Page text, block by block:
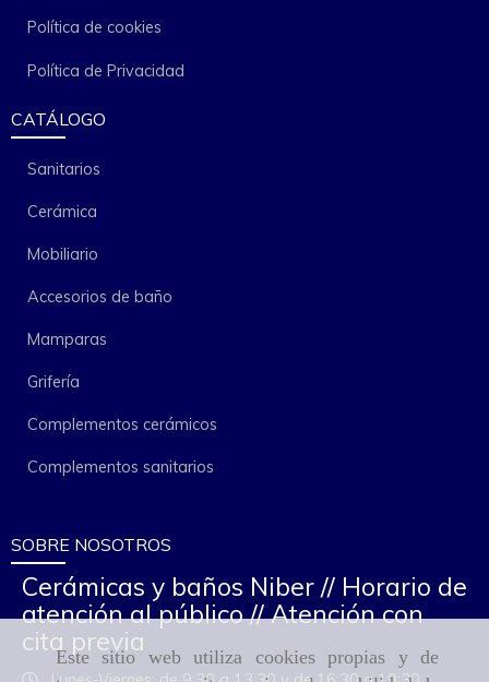
Este sitio web utiliza cookies propias y de
Política de cookies
Política de Privacidad
CATÁLOGO
Sanitarios
Cerámica
Mobiliario
Accesorios de baño
Mamparas
Grifería
Complementos cerámicos
Complementos sanitarios
SOBRE NOSOTROS
Cerámicas y baños Niber // Horario de
atención al público // Atención con
cita previa